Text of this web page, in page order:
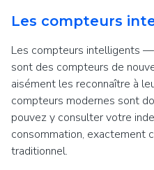
Les compteurs
Les compteurs intelligents
sont des compteurs de
aisément les reconnaître à
compteurs modernes sont
pouvez y consulter votre
consommation, exactement
traditionnel.